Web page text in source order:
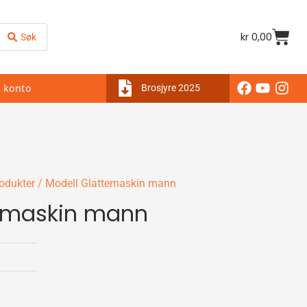
Søk kr0,00
konto Brosjyre 2025
/ Modell Glattemaskin mann
mann